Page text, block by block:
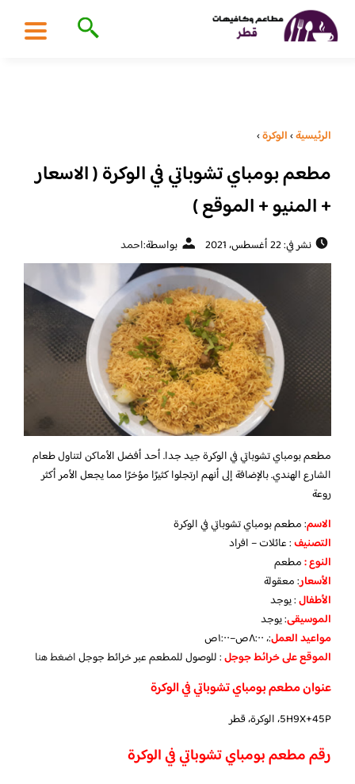
الرئيسية›الوكرة›
مطعم بومباي تشوباتي في الوكرة ( الاسعار
+ المنيو + الموقع )
نشر في: 22 أغسطس، 2021 بواسطة:احمد
مطعم بومباي تشوباتي في الوكرة جيد جدا. أحد أفضل الأماكن لتناول طعام
الشارع الهندي. بالإضافة إلى أنهم ارتجلوا كثيرًا مؤخرًا مما يجعل الأمر أكثر
روعة
الاسم: مطعم بومباي تشوباتي في الوكرة
التصنيف: عائلات – افراد
النوع :مطعم
الأسعار:معقولة
الأطفال:يوجد
الموسيقى:يوجد
مواعيد العمل:، ٨:٠٠ص–١:٠٠ص
الموقع على خرائط جوجل: للوصول للمطعم عبر خرائط جوجلاضغط هنا
عنوان مطعم بومباي تشوباتي في الوكرة
5H9X+45P، الوكرة، قطر
رقم مطعم بومباي تشوباتي في الوكرة